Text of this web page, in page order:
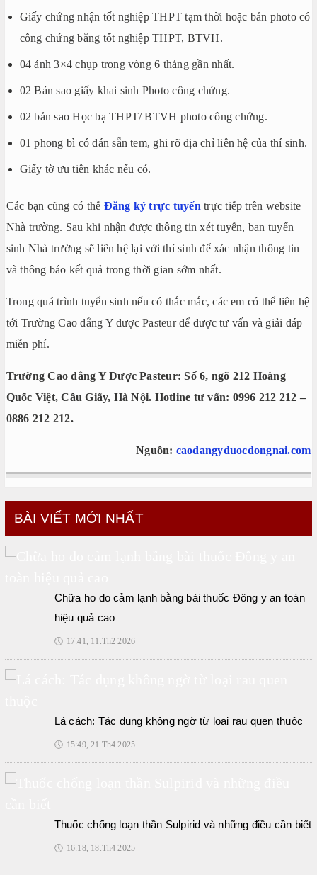
Giấy chứng nhận tốt nghiệp THPT tạm thời hoặc bản photo có
công chứng bằng tốt nghiệp THPT, BTVH.
04 ảnh 3×4 chụp trong vòng 6 tháng gần nhất.
02 Bản sao giấy khai sinh Photo công chứng.
02 bản sao Học bạ THPT/ BTVH photo công chứng.
01 phong bì có dán sẵn tem, ghi rõ địa chỉ liên hệ của thí sinh.
Giấy tờ ưu tiên khác nếu có.
Các bạn cũng có thể Đăng ký trực tuyến trực tiếp trên website
Nhà trường. Sau khi nhận được thông tin xét tuyển, ban tuyển
sinh Nhà trường sẽ liên hệ lại với thí sinh để xác nhận thông tin
và thông báo kết quả trong thời gian sớm nhất.
Trong quá trình tuyển sinh nếu có thắc mắc, các em có thể liên hệ
tới Trường Cao đẳng Y dược Pasteur để được tư vấn và giải đáp
miễn phí.
Trường Cao đẳng Y Dược Pasteur: Số 6, ngõ 212 Hoàng
Quốc Việt, Cầu Giấy, Hà Nội. Hotline tư vấn: 0996 212 212 –
0886 212 212.
Nguồn: caodangyduocdongnai.com
BÀI VIẾT MỚI NHẤT
Chữa ho do cảm lạnh bằng bài thuốc Đông y an toàn
hiệu quả cao
🕔 17:41, 11.Th2 2026
Lá cách: Tác dụng không ngờ từ loại rau quen thuộc
🕔 15:49, 21.Th4 2025
Thuốc chống loạn thần Sulpirid và những điều cần biết
🕔 16:18, 18.Th4 2025